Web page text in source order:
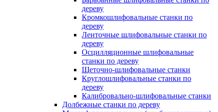
дереву
Кромкошлифовальные станки по
дереву
Ленточные шлифовальные станки по
дереву
Осцилляционные шлифовальные
станки по дереву
Щеточно-шлифовальные станки
Круглошлифовальные станки по
дереву
Калибровально-шлифовальные станки
Долбежные станки по дереву